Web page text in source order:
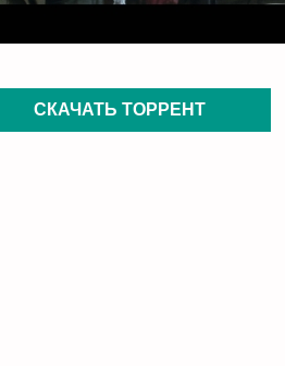
СКАЧАТЬ ТОРРЕНТ